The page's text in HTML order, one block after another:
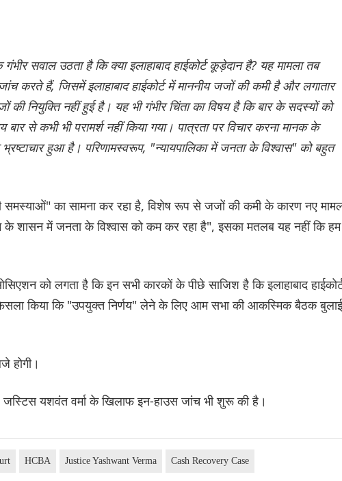
सवाल उठता है कि क्या इलाहाबाद हाईकोर्ट कूड़ेदान है? यह मामला तब
करते हैं, जिसमें इलाहाबाद हाईकोर्ट में माननीय जजों की कमी है और लगातार
नियुक्ति नहीं हुई है। यह भी गंभीर चिंता का विषय है कि बार के सदस्यों को
से कभी भी परामर्श नहीं किया गया। पात्रता पर विचार करना मानक के
हुआ है। परिणामस्वरूप, "न्यायपालिका में जनता के विश्वास" को बहुत
समस्याओं" का सामना कर रहा है, विशेष रूप से जजों की कमी के कारण नए
के शासन में जनता के विश्वास को कम कर रहा है", इसका मतलब यह नहीं कि हम
को लगता है कि इन सभी कारकों के पीछे साजिश है कि इलाहाबाद
फैसला किया कि "उपयुक्त निर्णय" लेने के लिए आम सभा की आकस्मिक बैठक बुलाई
होगी।
जस्टिस यशवंत वर्मा के खिलाफ इन-हाउस जांच भी शुरू की है।
HCBA Justice Yashwant Verma Cash Recovery Case